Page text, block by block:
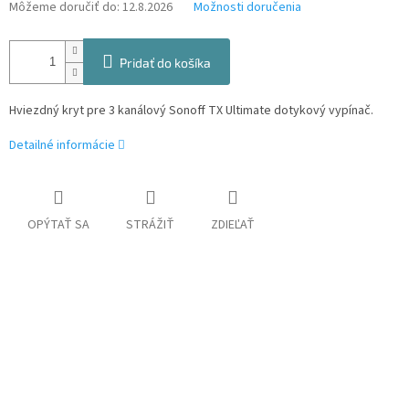
Môžeme doručiť do: 12.8.2026 Možnosti doručenia
Pridať do košíka
Hviezdný kryt pre 3 kanálový Sonoff TX Ultimate dotykový vypínač.
Detailné informácie
OPÝTAŤ SA STRÁŽIŤ ZDIEĽAŤ